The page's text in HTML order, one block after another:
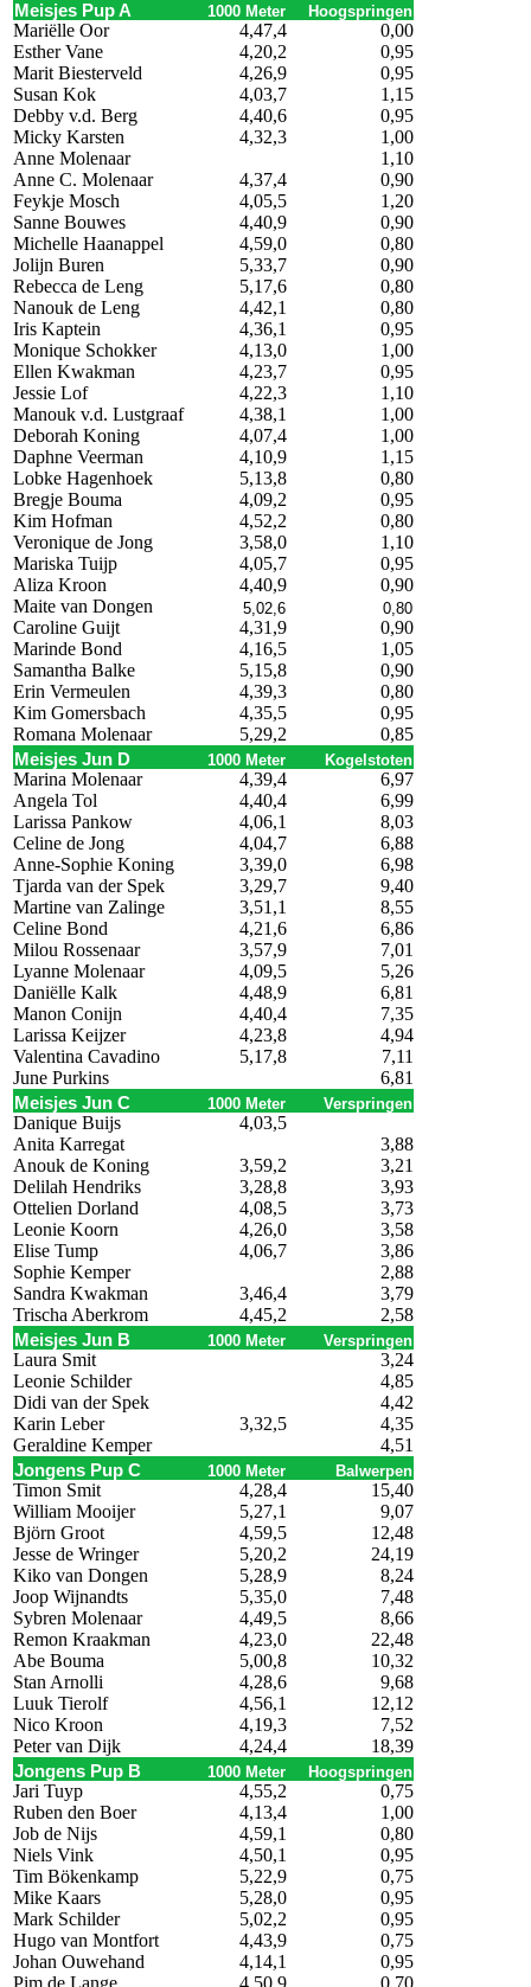
Meisjes Pup A 1000 Meter Hoogspringen
Mariëlle Oor 4,47,4
0,00
Esther Vane
4,20,2
0,95
Marit Biesterveld
4,26,9
0,95
Susan Kok
4,03,7
1,15
Debby v.d. Berg
4,40,6
0,95
Micky Karsten
4,32,3
1,00
Anne Molenaar
1,10
Anne C. Molenaar
4,37,4
0,90
Feykje Mosch
4,05,5
1,20
Sanne Bouwes
4,40,9
0,90
Michelle Haanappel
4,59,0
0,80
Jolijn Buren
5,33,7
0,90
Rebecca de Leng
5,17,6
0,80
Nanouk de Leng
4,42,1
0,80
Iris Kaptein
4,36,1
0,95
Monique Schokker
4,13,0
1,00
Ellen Kwakman
4,23,7
0,95
Jessie Lof
4,22,3
1,10
Manouk v.d. Lustgraaf
4,38,1
1,00
Deborah Koning
4,07,4
1,00
Daphne Veerman
4,10,9
1,15
Lobke Hagenhoek
5,13,8
0,80
Bregje Bouma
4,09,2
0,95
Kim Hofman
4,52,2
0,80
Veronique de Jong
3,58,0
1,10
Mariska Tuijp
4,05,7
0,95
Aliza Kroon
4,40,9
0,90
Maite van Dongen
5,02,6 0,80
Caroline Guijt 4,31,9
0,90
Marinde Bond
4,16,5
1,05
Samantha Balke
5,15,8
0,90
Erin Vermeulen
4,39,3
0,80
Kim Gomersbach
4,35,5
0,95
Romana Molenaar
5,29,2 0,85
Meisjes Jun D 1000 Meter Kogelstoten
Marina Molenaar 4,39,4
6,97
Angela Tol
4,40,4
6,99
Larissa Pankow
4,06,1
8,03
Celine de Jong
4,04,7
6,88
Anne-Sophie Koning
3,39,0
6,98
Tjarda van der Spek
3,29,7
9,40
Martine van Zalinge
3,51,1
8,55
Celine Bond
4,21,6
6,86
Milou Rossenaar
3,57,9
7,01
Lyanne Molenaar
4,09,5
5,26
Daniëlle Kalk
4,48,9
6,81
Manon Conijn
4,40,4
7,35
Larissa Keijzer
4,23,8
4,94
Valentina Cavadino
5,17,8
7,11
June Purkins
6,81
Meisjes Jun C 1000 Meter Verspringen
Danique Buijs
4,03,5
Anita Karregat
3,88
Anouk de Koning
3,59,2
3,21
Delilah Hendriks
3,28,8
3,93
Ottelien Dorland
4,08,5
3,73
Leonie Koorn
4,26,0
3,58
Elise Tump
4,06,7
3,86
Sophie Kemper
2,88
Sandra Kwakman
3,46,4
3,79
Trischa Aberkrom
4,45,2 2,58
Meisjes Jun B 1000 Meter Verspringen
Laura Smit
3,24
Leonie Schilder
4,85
Didi van der Spek
4,42
Karin Leber
3,32,5
4,35
Geraldine Kemper
4,51
Jongens Pup C 1000 Meter Balwerpen
Timon Smit 4,28,4
15,40
William Mooijer
5,27,1
9,07
Björn Groot
4,59,5
12,48
Jesse de Wringer
5,20,2
24,19
Kiko van Dongen
5,28,9
8,24
Joop Wijnandts
5,35,0
7,48
Sybren Molenaar
4,49,5
8,66
Remon Kraakman
4,23,0
22,48
Abe Bouma
5,00,8
10,32
Stan Arnolli
4,28,6
9,68
Luuk Tierolf
4,56,1
12,12
Nico Kroon
4,19,3
7,52
Peter van Dijk
4,24,4 18,39
Jongens Pup B 1000 Meter Hoogspringen
Jari Tuyp 4,55,2
0,75
Ruben den Boer
4,13,4
1,00
Job de Nijs
4,59,1
0,80
Niels Vink
4,50,1
0,95
Tim Bökenkamp
5,22,9
0,75
Mike Kaars
5,28,0
0,95
Mark Schilder
5,02,2
0,95
Hugo van Montfort
4,43,9
0,75
Johan Ouwehand
4,14,1
0,95
Pim de Lange
4,50,9 0,70